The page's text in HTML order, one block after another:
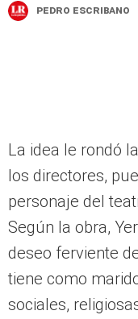
Pedro Escribano
La idea le rondó
los directores,
personaje del
Según la obra,
deseo ferviente
tiene como
sociales,